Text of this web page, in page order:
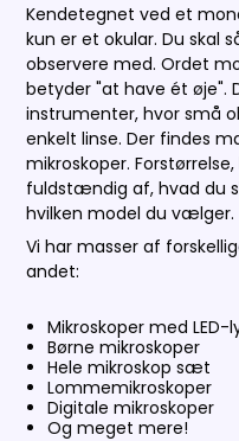
Kendetegnet ved et
kun er et okular. Du skal
observere med. Ordet
betyder "at have ét øje".
instrumenter, hvor små
enkelt linse. Der findes
mikroskoper.
fuldstændig af, hvad du
hvilken model du vælger.
Vi har masser af
andet:
Mikroskoper med LED-
Børne mikroskoper
Hele mikroskop sæt
Lommemikroskoper
Digitale mikroskoper
Og meget mere!